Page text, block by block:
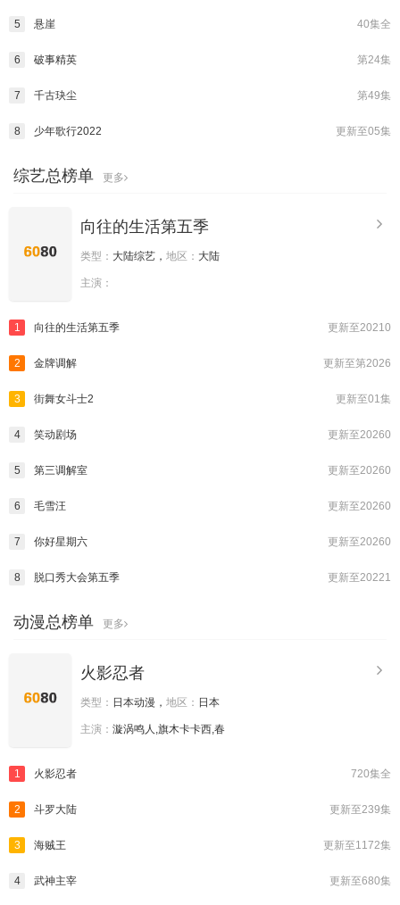
40集全
5 悬崖
第24集
6 破事精英
第49集
7 千古玦尘
更新至05集
8 少年歌行2022
综艺总榜单 更多
向往的生活第五季
类型： 大陆综艺， 地区： 大陆
主演：
更新至20210
1 向往的生活第五季
更新至第2026
2 金牌调解
更新至01集
3 街舞女斗士2
更新至20260
4 笑动剧场
更新至20260
5 第三调解室
更新至20260
6 毛雪汪
更新至20260
7 你好星期六
更新至20221
8 脱口秀大会第五季
动漫总榜单 更多
火影忍者
类型： 日本动漫， 地区： 日本
主演： 漩涡鸣人,旗木卡卡西,春
720集全
1 火影忍者
更新至239集
2 斗罗大陆
更新至1172集
3 海贼王
更新至680集
4 武神主宰